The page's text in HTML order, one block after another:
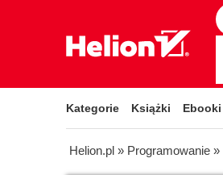
Kategorie Książki Ebooki
Helion.pl » Programowanie »